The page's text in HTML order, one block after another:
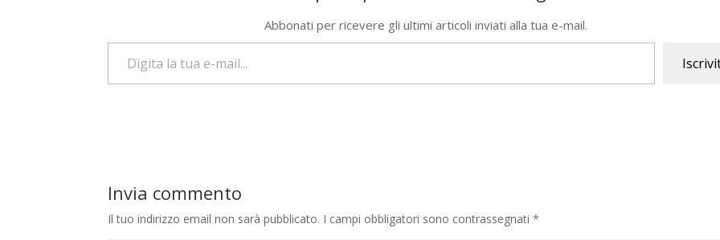
Abbonati per ricevere gli ultimi articoli inviati alla tua e-mail.
Digita la tua e-mail...
Invia commento
Il tuo indirizzo email non sarà pubblicato. I campi obbligatori sono contrassegnati*